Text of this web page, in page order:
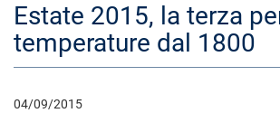
Estate 2015, la terza
temperature dal 1800
04/09/2015